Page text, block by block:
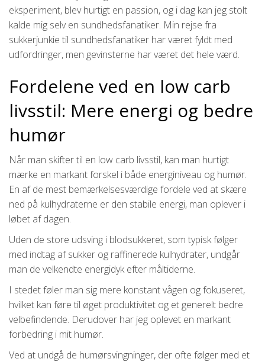
eksperiment, blev hurtigt en passion, og i dag kan jeg stolt
kalde mig selv en sundhedsfanatiker. Min rejse fra
sukkerjunkie til sundhedsfanatiker har været fyldt med
udfordringer, men gevinsterne har været det hele værd.
Fordelene ved en low carb
livsstil: Mere energi og bedre
humør
Når man skifter til en low carb livsstil, kan man hurtigt
mærke en markant forskel i både energiniveau og humør.
En af de mest bemærkelsesværdige fordele ved at skære
ned på kulhydraterne er den stabile energi, man oplever i
løbet af dagen.
Uden de store udsving i blodsukkeret, som typisk følger
med indtag af sukker og raffinerede kulhydrater, undgår
man de velkendte energidyk efter måltiderne.
I stedet føler man sig mere konstant vågen og fokuseret,
hvilket kan føre til øget produktivitet og et generelt bedre
velbefindende. Derudover har jeg oplevet en markant
forbedring i mit humør.
Ved at undgå de humørsvingninger, der ofte følger med et